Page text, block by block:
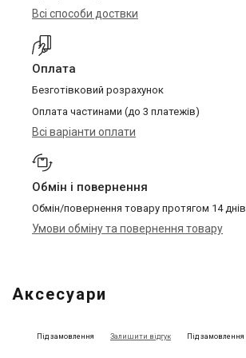
Всі способи доствки
Оплата
Безготівковий розрахунок
Оплата частинами (до 3 платежів)
Всі варіанти оплати
Обмін і повернення
Обмін/повернення товару протягом 14 днів
Умови обміну та повернення товару
Аксесуари
Під замовлення Залишити відгук Під замовлення